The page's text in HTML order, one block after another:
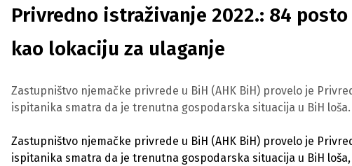
Privredno istraživanje 2022.: 84
kao lokaciju za ulaganje
Zastupništvo njemačke privrede u BiH (AHK BiH) provelo je
ispitanika smatra da je trenutna gospodarska situacija u BiH loša.
Zastupništvo njemačke privrede u BiH (AHK BiH) provelo je
ispitanika smatra da je trenutna gospodarska situacija u BiH